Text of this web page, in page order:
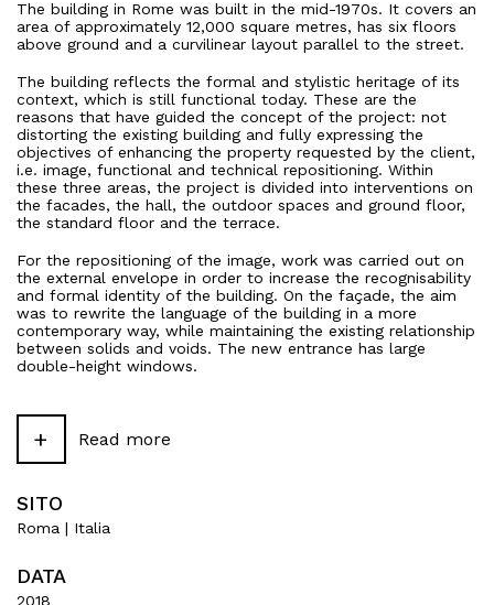
The building in Rome was built in the mid-1970s. It covers an
area of approximately 12,000 square metres, has six floors
above ground and a curvilinear layout parallel to the street.
The building reflects the formal and stylistic heritage of its
context, which is still functional today. These are the
reasons that have guided the concept of the project: not
distorting the existing building and fully expressing the
objectives of enhancing the property requested by the client,
i.e. image, functional and technical repositioning. Within
these three areas, the project is divided into interventions on
the facades, the hall, the outdoor spaces and ground floor,
the standard floor and the terrace.
For the repositioning of the image, work was carried out on
the external envelope in order to increase the recognisability
and formal identity of the building. On the façade, the aim
was to rewrite the language of the building in a more
contemporary way, while maintaining the existing relationship
between solids and voids. The new entrance has large
double-height windows.
better, modern efficiency in the distribution of the interior
spaces and the functions they house.
plant efficiency, with a view to LEED certification.
Read more
+
SITO
Roma | Italia
DATA
2018